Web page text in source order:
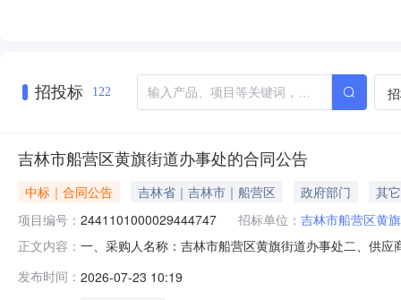
招投标 122
吉林市船营区黄旗街道办事处的合同公告
中标｜合同公告 吉林省｜吉林市｜船营区 政府部门
其它
项目编号： 2441101000029444747 招标单位： 吉林市船营区黄
正文内容： 一、采购人名称：吉林市船营区黄旗街道办事处二、供
械租赁服务详见附件次18.004007200服务要求或标的基
发布时间： 2026-07-23 10:19